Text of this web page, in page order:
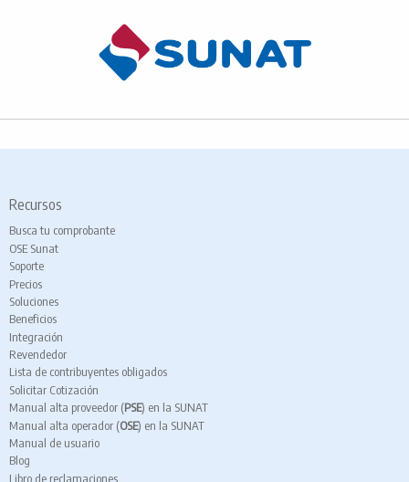
Recursos
Busca tu comprobante
OSE Sunat
Soporte
Precios
Soluciones
Beneficios
Integración
Revendedor
Lista de contribuyentes obligados
Solicitar Cotización
Manual alta proveedor (PSE) en la SUNAT
Manual alta operador (OSE) en la SUNAT
Manual de usuario
Blog
Libro de reclamaciones